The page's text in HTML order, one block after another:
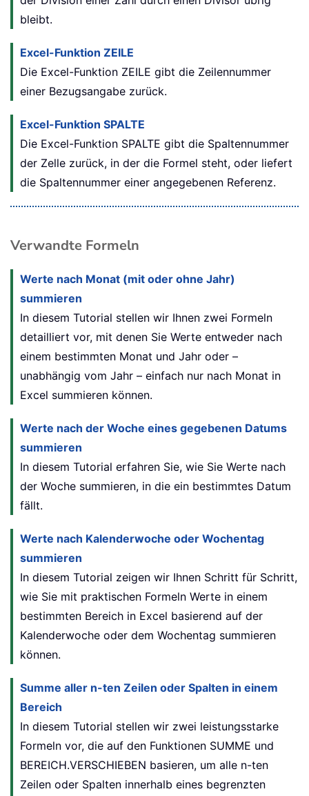
bleibt.
Excel-Funktion ZEILE
Die Excel-Funktion ZEILE gibt die Zeilennummer
einer Bezugsangabe zurück.
Excel-Funktion SPALTE
Die Excel-Funktion SPALTE gibt die Spaltennummer
der Zelle zurück, in der die Formel steht, oder liefert
die Spaltennummer einer angegebenen Referenz.
Verwandte Formeln
Werte nach Monat (mit oder ohne Jahr)
summieren
In diesem Tutorial stellen wir Ihnen zwei Formeln
detailliert vor, mit denen Sie Werte entweder nach
einem bestimmten Monat und Jahr oder –
unabhängig vom Jahr – einfach nur nach Monat in
Excel summieren können.
Werte nach der Woche eines gegebenen Datums
summieren
In diesem Tutorial erfahren Sie, wie Sie Werte nach
der Woche summieren, in die ein bestimmtes Datum
fällt.
Werte nach Kalenderwoche oder Wochentag
summieren
In diesem Tutorial zeigen wir Ihnen Schritt für Schritt,
wie Sie mit praktischen Formeln Werte in einem
bestimmten Bereich in Excel basierend auf der
Kalenderwoche oder dem Wochentag summieren
können.
Summe aller n-ten Zeilen oder Spalten in einem
Bereich
In diesem Tutorial stellen wir zwei leistungsstarke
Formeln vor, die auf den Funktionen SUMME und
BEREICH.VERSCHIEBEN basieren, um alle n-ten
Zeilen oder Spalten innerhalb eines begrenzten